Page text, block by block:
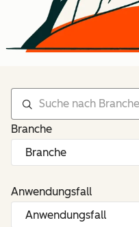
Branche
Anwendungsfall